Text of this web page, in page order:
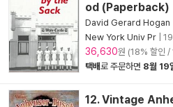
od (Paperback)
David Gerard Hogan
New York Univ Pr
36,630원 (18% 할인 /
택배로 주문하면 8월 19
12. Vintage